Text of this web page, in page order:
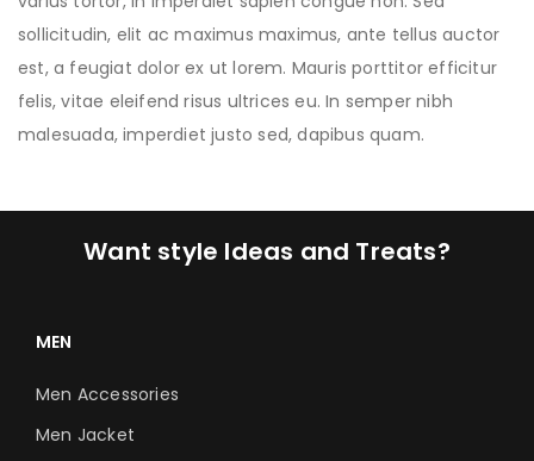
sollicitudin, elit ac maximus maximus, ante tellus auctor
est, a feugiat dolor ex ut lorem. Mauris porttitor efficitur
felis, vitae eleifend risus ultrices eu. In semper nibh
malesuada, imperdiet justo sed, dapibus quam.
Want style Ideas and Treats?
MEN
Men Accessories
Men Jacket